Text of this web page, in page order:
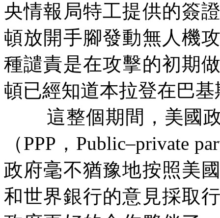
央情報局特工提供的簽
頓放開手腳發動無人機
種譴責是在攻擊的初期
頓已經知道本拉登在巴基
這整個期間，美國
（PPP ， Public–private
政府毫不猶豫地按照美
和世界銀行的意見採取